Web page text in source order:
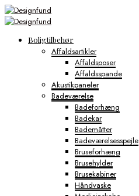
Boligtilbehør
Affaldsartikler
Affaldsposer
Affaldsspande
Akustikpaneler
Badeværelse
Badeforhæng
Badekar
Bademåtter
Badeværelsesspejle
Bruseforhæng
Brusehylder
Brusekabiner
Håndvaske